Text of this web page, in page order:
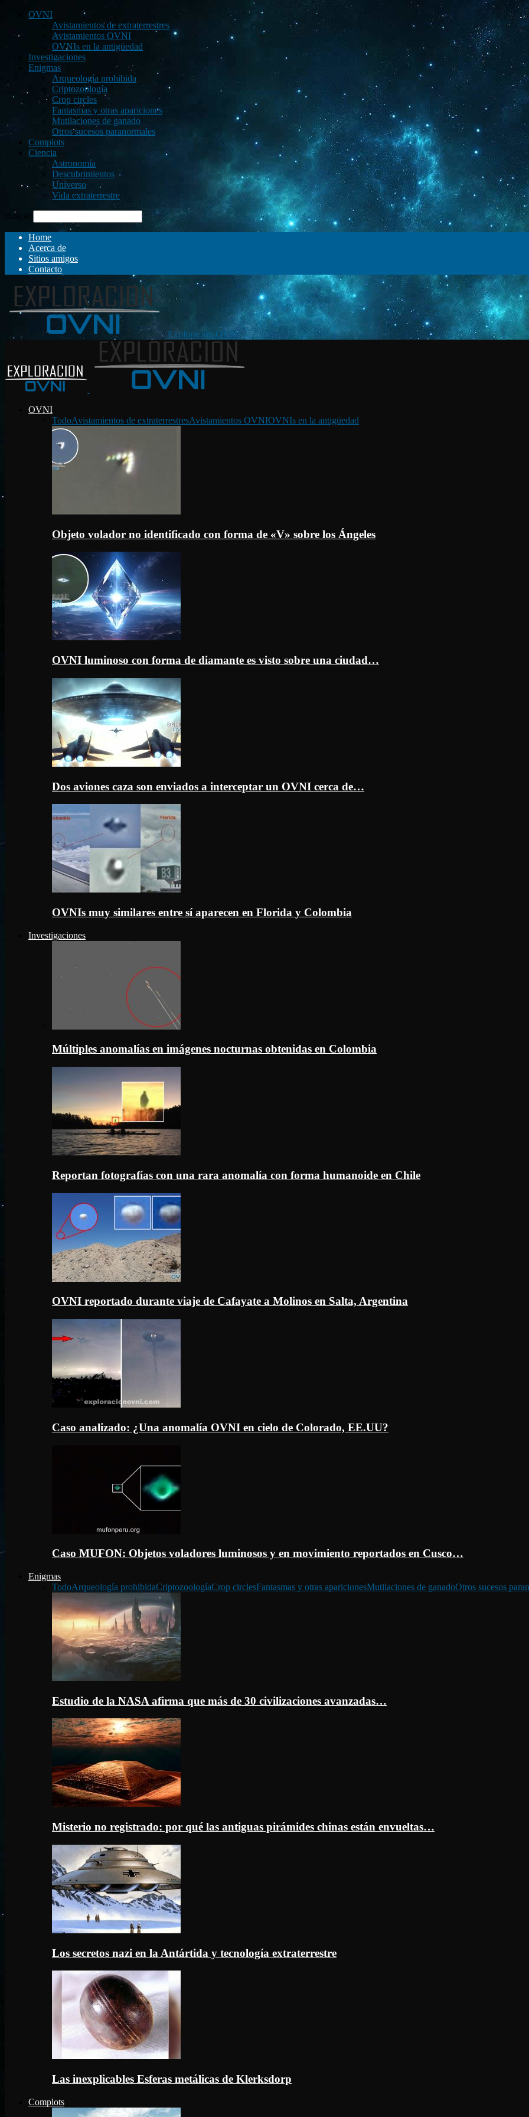
OVNI
Avistamientos de extraterrestres
Avistamientos OVNI
OVNIs en la antigüedad
Investigaciones
Enigmas
Arqueología prohibida
Criptozoología
Crop circles
Fantasmas y otras apariciones
Mutilaciones de ganado
Otros sucesos paranormales
Complots
Ciencia
Astronomía
Descubrimientos
Universo
Vida extraterrestre
Buscar
Home
Acerca de
Sitios amigos
Contacto
Exploración OVNI
OVNI
TodoAvistamientos de extraterrestresAvistamientos OVNIOVNIs en la antigüedad
Objeto volador no identificado con forma de «V» sobre los Ángeles
OVNI luminoso con forma de diamante es visto sobre una ciudad…
Dos aviones caza son enviados a interceptar un OVNI cerca de…
OVNIs muy similares entre sí aparecen en Florida y Colombia
Investigaciones
Múltiples anomalías en imágenes nocturnas obtenidas en Colombia
Reportan fotografías con una rara anomalía con forma humanoide en Chile
OVNI reportado durante viaje de Cafayate a Molinos en Salta, Argentina
Caso analizado: ¿Una anomalía OVNI en cielo de Colorado, EE.UU?
Caso MUFON: Objetos voladores luminosos y en movimiento reportados en Cusco…
Enigmas
TodoArqueología prohibidaCriptozoologíaCrop circlesFantasmas y otras aparicionesMutilaciones de ganadoOtros sucesos
Estudio de la NASA afirma que más de 30 civilizaciones avanzadas…
Misterio no registrado: por qué las antiguas pirámides chinas están envueltas…
Los secretos nazi en la Antártida y tecnología extraterrestre
Las inexplicables Esferas metálicas de Klerksdorp
Complots